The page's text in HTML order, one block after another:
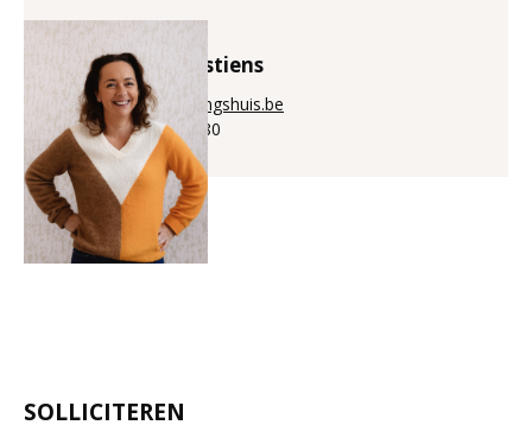
Bénédicte Puystiens
bene@aanwervingshuis.be
+32 (0)56 225 880
SOLLICITEREN